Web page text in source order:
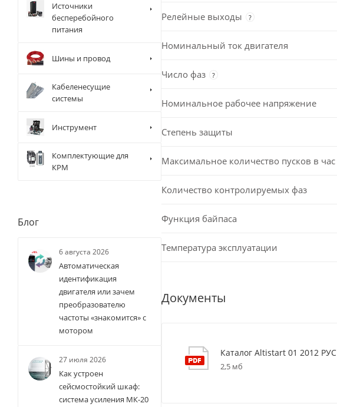
Релейные выходы ?
Номинальный ток двигателя
Число фаз ?
Номинальное рабочее напряжение
Степень защиты
Максимальное количество пусков в час
Количество контролируемых фаз
Функция байпаса
Температура эксплуатации
Документы
Каталог Altistart 01 2012 РУС
2,5 мб
Источники
бесперебойного
питания
Шины и провод
Кабеленесущие
системы
Инструмент
Комплектующие для
КРМ
Блог
6 августа 2026
Автоматическая
идентификация
двигателя или зачем
преобразователю
частоты «знакомится» с
мотором
27 июля 2026
Как устроен
сейсмостойкий шкаф:
система усиления МК-20